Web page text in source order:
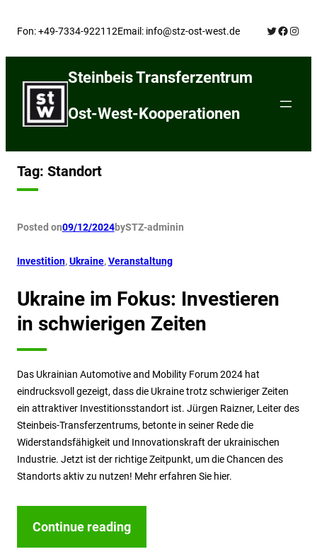
Fon: +49-7334-922112Email: info@stz-ost-west.de Twitter
Steinbeis Transferzentrum
Ost-West-Kooperationen
Tag: Standort
Posted on09/12/2024bySTZ-adminin
Investition, Ukraine, Veranstaltung
Ukraine im Fokus: Investieren
in schwierigen Zeiten
Das Ukrainian Automotive and Mobility Forum 2024 hat
eindrucksvoll gezeigt, dass die Ukraine trotz schwieriger Zeiten
ein attraktiver Investitionsstandort ist. Jürgen Raizner, Leiter des
Steinbeis-Transferzentrums, betonte in seiner Rede die
Widerstandsfähigkeit und Innovationskraft der ukrainischen
Industrie. Jetzt ist der richtige Zeitpunkt, um die Chancen des
Standorts aktiv zu nutzen! Mehr erfahren Sie hier.
Continue reading